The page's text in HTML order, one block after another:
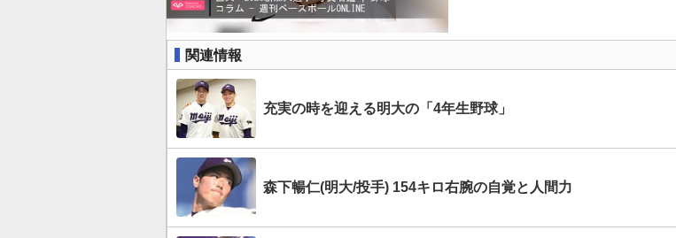
関連情報
充実の時を迎える明大の「4年生野球」
森下暢仁(明大/投手) 154キロ右腕の自覚と人間力